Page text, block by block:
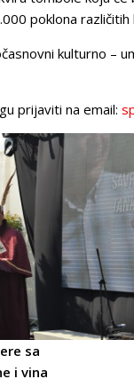
poklona
kulturno –
prijaviti na email:
sa
i vina